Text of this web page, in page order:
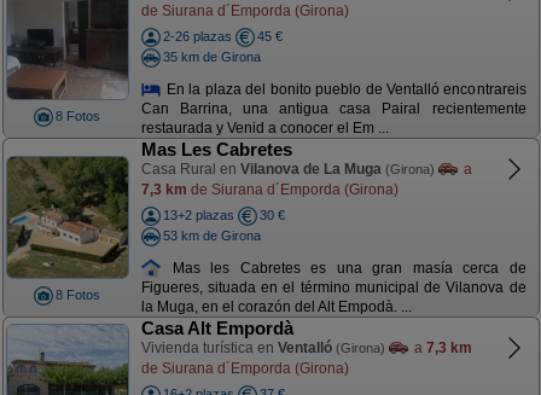
8 Fotos
de Siurana d´Emporda (Girona)
2-26 plazas
45 €
35 km de Girona
En la plaza del bonito pueblo de Ventalló encontrareis
Can Barrina, una antigua casa Pairal recientemente
restaurada y Venid a conocer el Em ...
8 Fotos
Mas Les Cabretes
Casa Rural en Vilanova de La Muga (Girona)
a
7,3 km de Siurana d´Emporda (Girona)
13+2 plazas
30 €
53 km de Girona
Mas les Cabretes es una gran masía cerca de
Figueres, situada en el término municipal de Vilanova de
la Muga, en el corazón del Alt Empodà. ...
Casa Alt Empordà
Vivienda turística en Ventalló (Girona) a 7,3 km
de Siurana d´Emporda (Girona)